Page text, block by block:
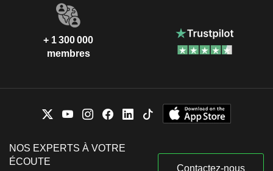
+ 1 300 000
membres
NOS EXPERTS À VOTRE
ÉCOUTE
Contactez-nous